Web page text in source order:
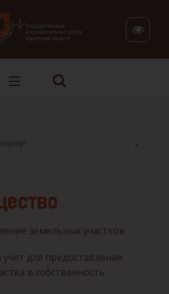
земельных участков
для предоставления
в собственность